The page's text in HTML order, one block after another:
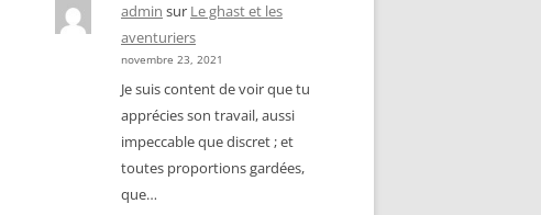
admin sur Le ghast et les
aventuriers
novembre 23, 2021
Je suis content de voir que tu
apprécies son travail, aussi
impeccable que discret ; et
toutes proportions gardées,
que…